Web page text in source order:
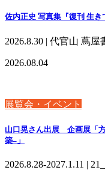
佐内正史 写真集『復刊 生
2026.8.30 | 代官山 蔦屋
2026.08.04
展覧会・イベント
山口晃さん出展 企画展「
築–」
2026.8.28-2027.1.11 |